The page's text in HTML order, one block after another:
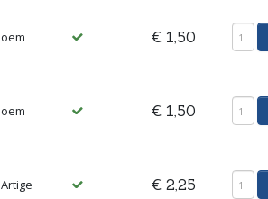
oem € 1,50
oem € 1,50
Artige € 2,25